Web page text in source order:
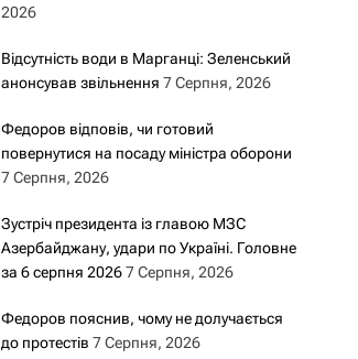
2026
Відсутність води в Марганці: Зеленський
анонсував звільнення 7 Серпня, 2026
Федоров відповів, чи готовий
повернутися на посаду міністра оборони
7 Серпня, 2026
Зустріч президента із главою МЗС
Азербайджану, удари по Україні. Головне
за 6 серпня 2026 7 Серпня, 2026
Федоров пояснив, чому не долучається
до протестів 7 Серпня, 2026